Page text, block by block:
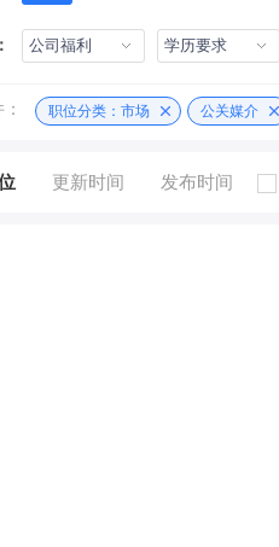
公司福利 学历要求
职位分类：市场 公关媒介
更新时间 发布时间